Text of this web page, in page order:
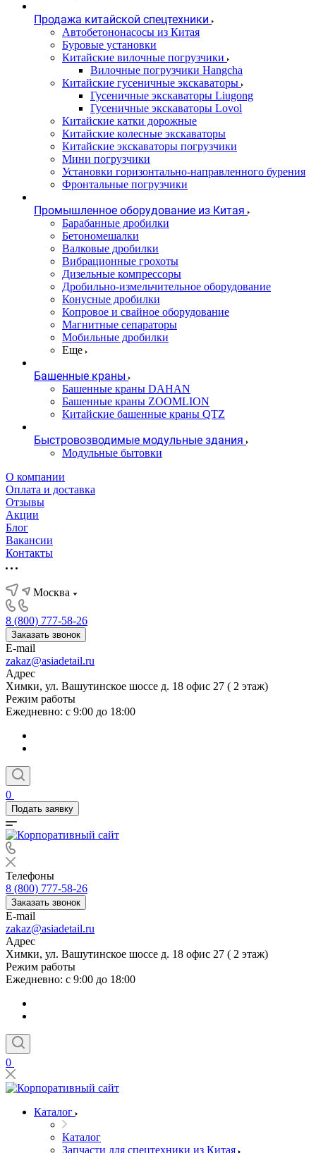
Продажа китайской спецтехники
Автобетононасосы из Китая
Буровые установки
Китайские вилочные погрузчики
Вилочные погрузчики Hangcha
Китайские гусеничные экскаваторы
Гусеничные экскаваторы Liugong
Гусеничные экскаваторы Lovol
Китайские катки дорожные
Китайские колесные экскаваторы
Китайские экскаваторы погрузчики
Мини погрузчики
Установки горизонтально-направленного бурения
Фронтальные погрузчики
Промышленное оборудование из Китая
Барабанные дробилки
Бетономешалки
Валковые дробилки
Вибрационные грохоты
Дизельные компрессоры
Дробильно-измельчительное оборудование
Конусные дробилки
Копровое и свайное оборудование
Магнитные сепараторы
Мобильные дробилки
Еще
Башенные краны
Башенные краны DAHAN
Башенные краны ZOOMLION
Китайские башенные краны QTZ
Быстровозводимые модульные здания
Модульные бытовки
О компании
Оплата и доставка
Отзывы
Акции
Блог
Вакансии
Контакты
Москва
8 (800) 777-58-26
Заказать звонок
E-mail
zakaz@asiadetail.ru
Адрес
Химки, ул. Вашутинское шоссе д. 18 офис 27 ( 2 этаж)
Режим работы
Ежедневно: с 9:00 до 18:00
0
Подать заявку
Телефоны
8 (800) 777-58-26
Заказать звонок
E-mail
zakaz@asiadetail.ru
Адрес
Химки, ул. Вашутинское шоссе д. 18 офис 27 ( 2 этаж)
Режим работы
Ежедневно: с 9:00 до 18:00
0
Каталог
Каталог
Запчасти для спецтехники из Китая